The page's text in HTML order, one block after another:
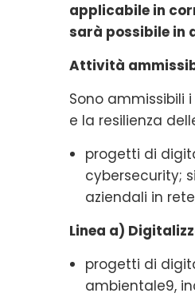
applicabile in
sarà possibile in
Attività
Sono ammissibili
e la resilienza
progetti di
cybersecurity;
aziendali in
Linea a)
progetti di
ambientale9,